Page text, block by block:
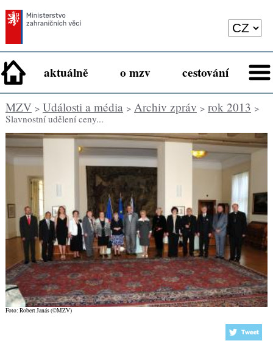
aktuálně o mzv cestování
MZV> Události a média> Archiv zpráv > rok 2013 >
Slavnostní udělení ceny...
Foto: Robert Janás (©MZV)